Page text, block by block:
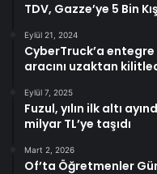
TDV, Gazze’ye 5 Bin
Eylül 21, 2024
CyberTruck’a entegre
aracını uzaktan
Eylül 7, 2025
Fuzul, yılın ilk altı
milyar TL’ye taşıdı
Mart 2, 2026
Of’ta Öğretmenler